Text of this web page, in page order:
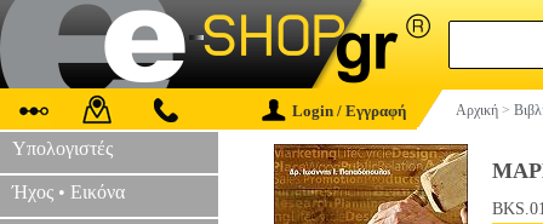
Login / Εγγραφή Αρχική >
Υπολογιστές
Ήχος • Εικόνα